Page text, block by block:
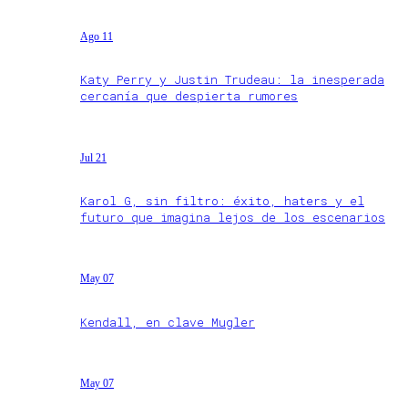
Ago 11
Katy Perry y Justin Trudeau: la inesperada
cercanía que despierta rumores
Jul 21
Karol G, sin filtro: éxito, haters y el
futuro que imagina lejos de los escenarios
May 07
Kendall, en clave Mugler
May 07